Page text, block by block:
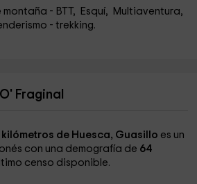
- BTT, Esquí, Multiaventura,
- trekking.
Fraginal
kilómetros de Huesca, Guasillo es un
con una demografía de 64
censo disponible.